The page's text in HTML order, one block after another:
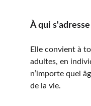
À qui
Elle convient à
adultes, en
n’importe quel
de la vie.